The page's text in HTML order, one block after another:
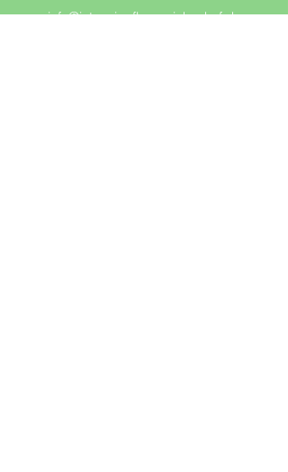
info@intensivpflege-eichenhof.de